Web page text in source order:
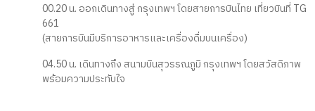
00.20 น. ออกเดินทางสู่ กรุงเทพฯ โดยสายการบินไทย เที่ยวบินที่ TG
661
(สายการบินมีบริการอาหารและเครื่องดื่มบนเครื่อง)
04.50 น. เดินทางถึง สนามบินสุวรรณภูมิ กรุงเทพฯ โดยสวัสดิภาพ
พร้อมความประทับใจ